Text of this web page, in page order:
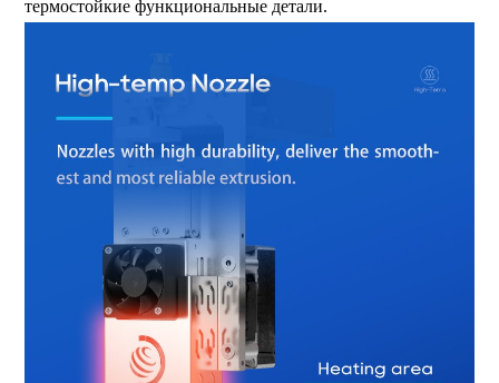
термостойкие функциональные детали.